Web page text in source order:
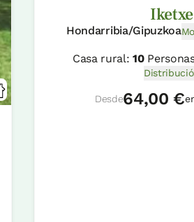
Iketxe
Hondarribia/Gipuzkoa
Casa rural:10
Desde64,00 €